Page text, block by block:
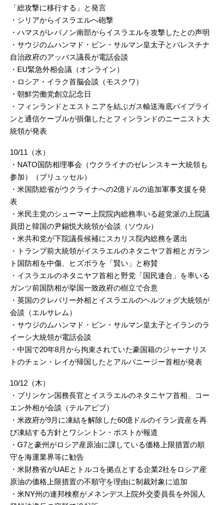
「総攻撃に移行する」と発言
・シリアからイスラエルへ砲撃
・ハマスがレバノン南部からイスラエルを攻撃したとの声明
・サウジのムハンマド・ビン・サルマン皇太子とパレスチナ
自治政府のアッバス議長が電話会談
・EU緊急外相会議（オンライン）
・ロシア・イラク首脳会談（モスクワ）
・朝鮮労働党創立記念日
・フィンランドとエストニアを結ぶガス輸送海底パイプライ
ンと通信ケーブルが損傷したとフィンランドのニーニスト大
統領が発表
10/11（水）
・NATO国防相理事会（ウクライナのゼレンスキー大統領も
参加）（ブリュッセル）
・米国防総省がウクライナへの2億ドルの追加軍事支援を発
表
・米民主党のシューマー上院院内総務率いる超党派の上院議
員団と韓国の尹錫悦大統領が会談（ソウル）
・米共和党が下院議長候補にスカリス院内総務を選出
・トランプ前大統領がイスラエルのネタニヤフ首相とガラン
ト国防相を中傷、ヒズボラを「賢い」と称賛
・イスラエルのネタニヤフ首相と野党「国民連合」を率いる
ガンツ前国防相が挙国一致政府の樹立で合意
・英国のクレバリー外相とイスラエルのヘルツォグ大統領が
会談（エルサレム）
・サウジのムハンマド・ビン・サルマン皇太子とイランのラ
イーシ大統領が電話会談
・中国で20年8月から拘束されていた豪国籍のジャーナリス
トのチェン・レイが帰国したとアルバニージー首相が発表
10/12（木）
・ブリンケン国務長官とイスラエルのネタニヤフ首相、コー
エン外相が会談（テルアビブ）
・米政府が9月に凍結を解除した60億ドルのイラン資産を再
び凍結する方針とワシントン・ポストが報道
・G7と豪州がロシア産原油に課している価格上限措置の順
守を海運業界等に勧告
・米財務省がUAEとトルコを拠点とする企業2社をロシア産
原油の価格上限措置の不順守を理由に制裁対象に追加
・米NY州の連邦検察がメネンデス上院外交委員長を外国人